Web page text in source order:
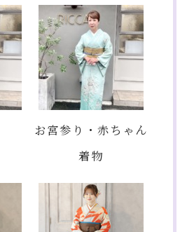
お宮参り・赤ちゃん
着物